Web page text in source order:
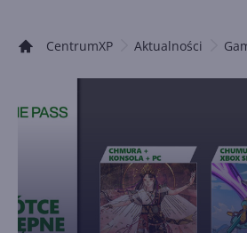
CentrumXP Aktualności